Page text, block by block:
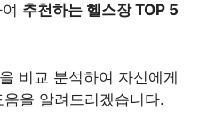
추천하는 헬스장 TOP 5
을 비교 분석하여 자신에게
을 알려드리겠습니다.